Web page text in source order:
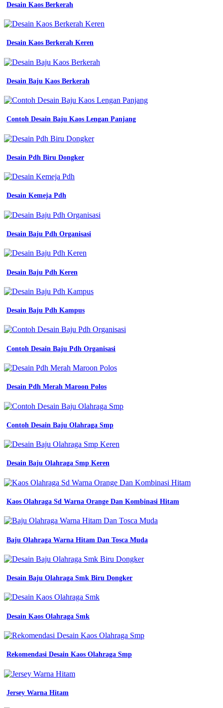
Desain Kaos Berkerah
Desain Kaos Berkerah Keren
Desain Baju Kaos Berkerah
Contoh Desain Baju Kaos Lengan Panjang
Desain Pdh Biru Dongker
Desain Kemeja Pdh
Desain Baju Pdh Organisasi
Desain Baju Pdh Keren
Desain Baju Pdh Kampus
Contoh Desain Baju Pdh Organisasi
Desain Pdh Merah Maroon Polos
Contoh Desain Baju Olahraga Smp
Desain Baju Olahraga Smp Keren
Kaos Olahraga Sd Warna Orange Dan Kombinasi Hitam
Baju Olahraga Warna Hitam Dan Tosca Muda
Desain Baju Olahraga Smk Biru Dongker
Desain Kaos Olahraga Smk
Rekomendasi Desain Kaos Olahraga Smp
Jersey Warna Hitam